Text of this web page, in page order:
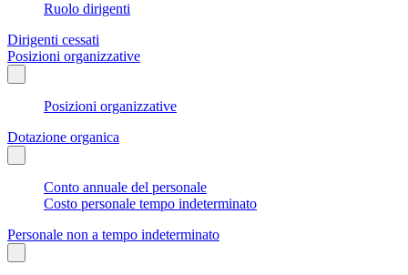
Ruolo dirigenti
Dirigenti cessati
Posizioni organizzative
Posizioni organizzative
Dotazione organica
Conto annuale del personale
Costo personale tempo indeterminato
Personale non a tempo indeterminato